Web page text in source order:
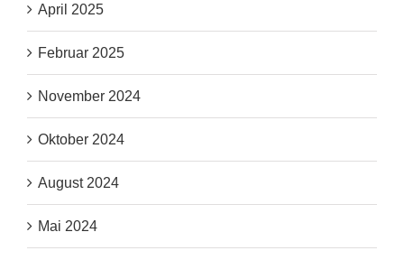
April 2025
Februar 2025
November 2024
Oktober 2024
August 2024
Mai 2024